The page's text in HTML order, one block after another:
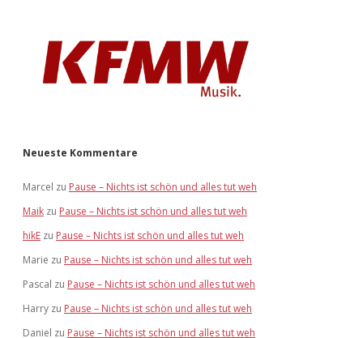
Neueste Kommentare
Marcel zu Pause – Nichts ist schön und alles tut weh
Maik zu Pause – Nichts ist schön und alles tut weh
hikE zu Pause – Nichts ist schön und alles tut weh
Marie zu Pause – Nichts ist schön und alles tut weh
Pascal zu Pause – Nichts ist schön und alles tut weh
Harry zu Pause – Nichts ist schön und alles tut weh
Daniel zu Pause – Nichts ist schön und alles tut weh